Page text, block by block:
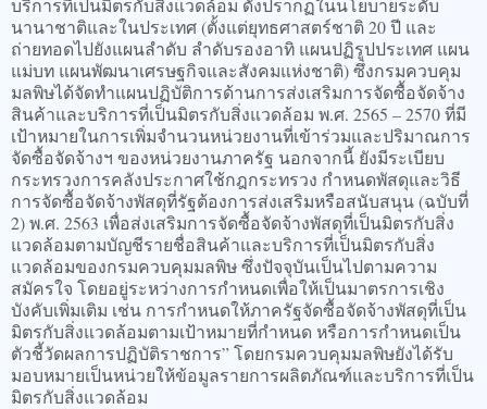
บริการที่เป็นมิตรกับสิ่งแวดล้อม ดังปรากฏในนโยบายระดับ
นานาชาติและในประเทศ (ตั้งแต่ยุทธศาสตร์ชาติ 20 ปี และ
ถ่ายทอดไปยังแผนลำดับ ลำดับรองอาทิ แผนปฏิรูปประเทศ แผน
แม่บท แผนพัฒนาเศรษฐกิจและสังคมแห่งชาติ) ซึ่งกรมควบคุม
มลพิษได้จัดทำแผนปฏิบัติการด้านการส่งเสริมการจัดซื้อจัดจ้าง
สินค้าและบริการที่เป็นมิตรกับสิ่งแวดล้อม พ.ศ. 2565 – 2570 ที่มี
เป้าหมายในการเพิ่มจำนวนหน่วยงานที่เข้าร่วมและปริมาณการ
จัดซื้อจัดจ้างฯ ของหน่วยงานภาครัฐ นอกจากนี้ ยังมีระเบียบ
กระทรวงการคลังประกาศใช้กฎกระทรวง กำหนดพัสดุและวิธี
การจัดซื้อจัดจ้างพัสดุที่รัฐต้องการส่งเสริมหรือสนับสนุน (ฉบับที่
2) พ.ศ. 2563 เพื่อส่งเสริมการจัดซื้อจัดจ้างพัสดุที่เป็นมิตรกับสิ่ง
แวดล้อมตามบัญชีรายชื่อสินค้าและบริการที่เป็นมิตรกับสิ่ง
แวดล้อมของกรมควบคุมมลพิษ ซึ่งปัจจุบันเป็นไปตามความ
สมัครใจ โดยอยู่ระหว่างการกำหนดเพื่อให้เป็นมาตรการเชิง
บังคับเพิ่มเติม เช่น การกำหนดให้ภาครัฐจัดซื้อจัดจ้างพัสดุที่เป็น
มิตรกับสิ่งแวดล้อมตามเป้าหมายที่กำหนด หรือการกำหนดเป็น
ตัวชี้วัดผลการปฏิบัติราชการ” โดยกรมควบคุมมลพิษยังได้รับ
มอบหมายเป็นหน่วยให้ข้อมูลรายการผลิตภัณฑ์และบริการที่เป็น
มิตรกับสิ่งแวดล้อม